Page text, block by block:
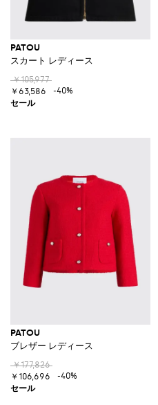
PATOU
スカート レディース
￥105,977
￥63,586
-40%
PATOU
ブレザー レディース
￥177,826
￥106,696
-40%